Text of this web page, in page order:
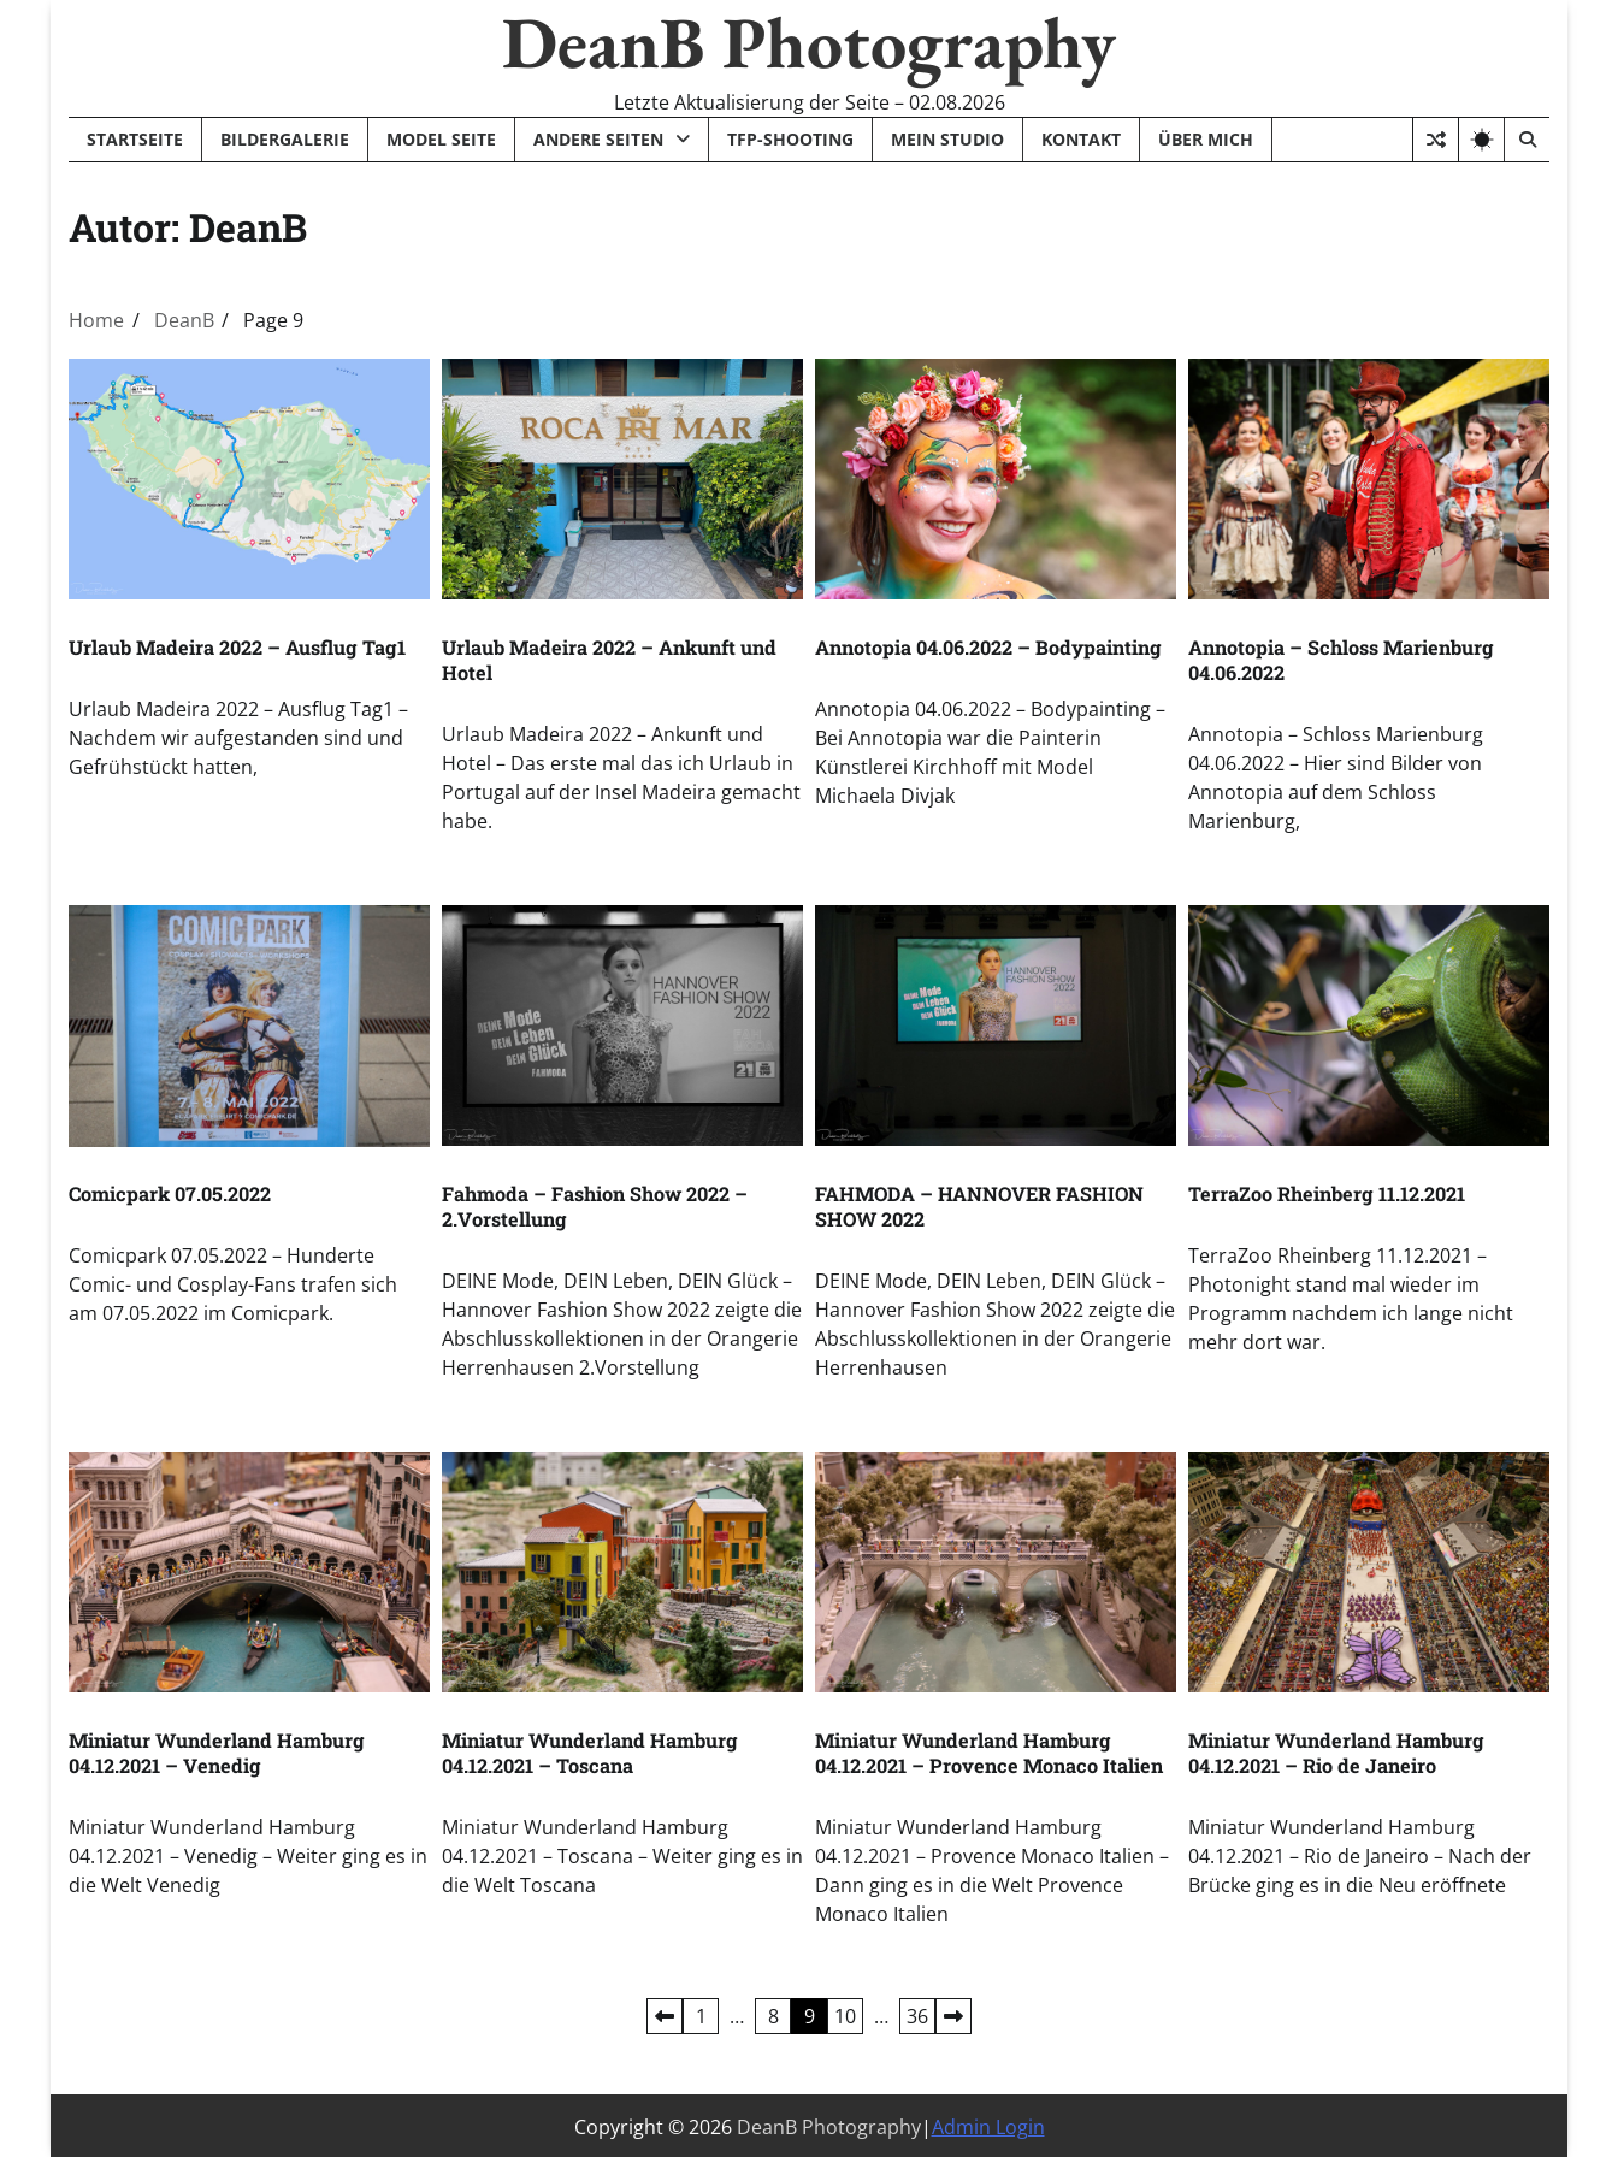
DeanB Photography
Letzte Aktualisierung der Seite – 02.08.2026
STARTSEITE BILDERGALERIE MODEL SEITE ANDERE SEITEN TFP-SHOOTING MEIN STUDIO KONTAKT ÜBER MICH
Autor: DeanB
Home DeanB Page 9
Urlaub Madeira 2022 – Ausflug Tag1
Urlaub Madeira 2022 – Ausflug Tag1 –
Nachdem wir aufgestanden sind und
Gefrühstückt hatten,
Urlaub Madeira 2022 – Ankunft und
Hotel
Urlaub Madeira 2022 – Ankunft und
Hotel – Das erste mal das ich Urlaub in
Portugal auf der Insel Madeira gemacht
habe.
Annotopia 04.06.2022 – Bodypainting
Annotopia 04.06.2022 – Bodypainting –
Bei Annotopia war die Painterin
Künstlerei Kirchhoff mit Model
Michaela Divjak
Annotopia – Schloss Marienburg
04.06.2022
Annotopia – Schloss Marienburg
04.06.2022 – Hier sind Bilder von
Annotopia auf dem Schloss
Marienburg,
Comicpark 07.05.2022
Comicpark 07.05.2022 – Hunderte
Comic- und Cosplay-Fans trafen sich
am 07.05.2022 im Comicpark.
Fahmoda – Fashion Show 2022 –
2.Vorstellung
DEINE Mode, DEIN Leben, DEIN Glück –
Hannover Fashion Show 2022 zeigte die
Abschlusskollektionen in der Orangerie
Herrenhausen 2.Vorstellung
FAHMODA – HANNOVER FASHION
SHOW 2022
DEINE Mode, DEIN Leben, DEIN Glück –
Hannover Fashion Show 2022 zeigte die
Abschlusskollektionen in der Orangerie
Herrenhausen
TerraZoo Rheinberg 11.12.2021
TerraZoo Rheinberg 11.12.2021 –
Photonight stand mal wieder im
Programm nachdem ich lange nicht
mehr dort war.
Miniatur Wunderland Hamburg
04.12.2021 – Venedig
Miniatur Wunderland Hamburg
04.12.2021 – Venedig – Weiter ging es in
die Welt Venedig
Miniatur Wunderland Hamburg
04.12.2021 – Toscana
Miniatur Wunderland Hamburg
04.12.2021 – Toscana – Weiter ging es in
die Welt Toscana
Miniatur Wunderland Hamburg
04.12.2021 – Provence Monaco Italien
Miniatur Wunderland Hamburg
04.12.2021 – Provence Monaco Italien –
Dann ging es in die Welt Provence
Monaco Italien
Miniatur Wunderland Hamburg
04.12.2021 – Rio de Janeiro
Miniatur Wunderland Hamburg
04.12.2021 – Rio de Janeiro – Nach der
Brücke ging es in die Neu eröffnete
Beiträge
1 … 8 9 10 … 36
Copyright © 2026 DeanB Photography|Admin Login